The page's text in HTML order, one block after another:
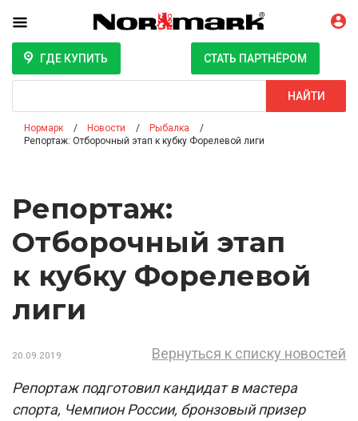
ГДЕ КУПИТЬ СТАТЬ ПАРТНЁРОМ
НАЙТИ
Нормарк Новости
Рыбалка
Репортаж: Отборочный этап к кубку Форелевой лиги
Репортаж:
Отборочный этап
к кубку Форелевой
лиги
20.09.2019 Вернуться к списку новостей
Репортаж подготовил кандидат в мастера
спорта, Чемпион России, бронзовый призер